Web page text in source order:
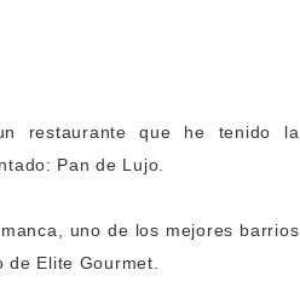
restaurante que he tenido la
Pan de Lujo.
uno de los mejores barrios
Elite Gourmet.